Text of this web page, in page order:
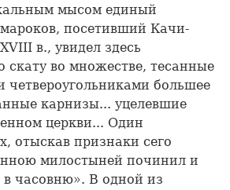
мысом единый
посетивший Качи-
в., увидел здесь
скату во множестве, тесанные
четвероугольниками большее
карнизы... уцелевшие
церкви... Один
отыскав признаки сего
милостыней починил и
в часовню». В одной из